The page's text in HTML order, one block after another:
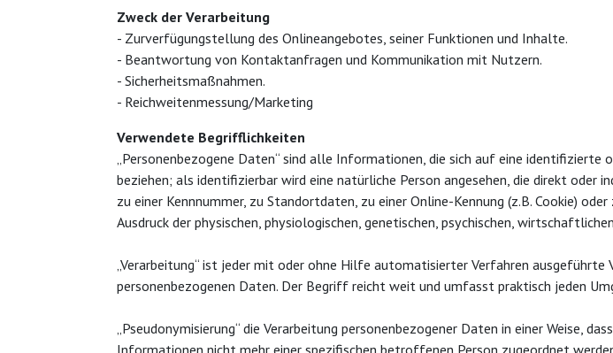
Zweck der Verarbeitung
- Zurverfügungstellung des Onlineangebotes, seiner Funktionen und Inhalte.
- Beantwortung von Kontaktanfragen und Kommunikation mit Nutzern.
- Sicherheitsmaßnahmen.
- Reichweitenmessung/Marketing
Verwendete Begrifflichkeiten
„Personenbezogene Daten“ sind alle Informationen, die sich auf eine
beziehen; als identifizierbar wird eine natürliche Person angesehen, die direkt oder
zu einer Kennnummer, zu Standortdaten, zu einer Online-Kennung (z.B. Cookie)
Ausdruck der physischen, physiologischen, genetischen, psychischen,
„Verarbeitung“ ist jeder mit oder ohne Hilfe automatisierter Verfahren ausgeführte
personenbezogenen Daten. Der Begriff reicht weit und umfasst praktisch jeden
„Pseudonymisierung“ die Verarbeitung personenbezogener Daten in einer Weise,
Informationen nicht mehr einer spezifischen betroffenen Person zugeordnet